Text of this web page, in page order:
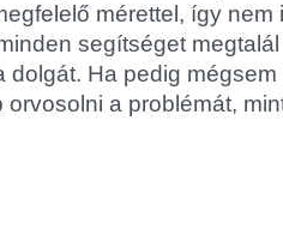
mérettel, így nem
segítséget
dolgát. Ha pedig
a problémát,